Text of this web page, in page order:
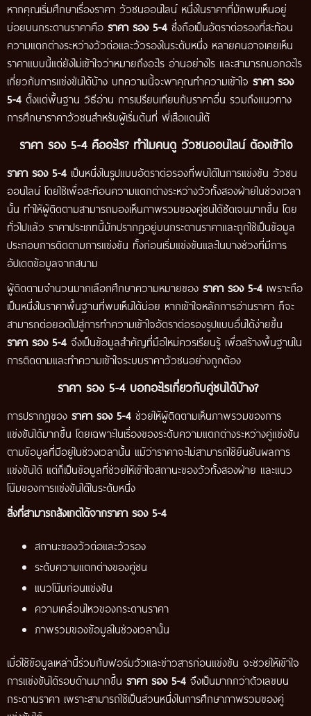
หากคุณเริ่มศึกษาเรื่องราคา วัวชนออนไลน์ หนึ่งในราคาที่มักพบเห็นอยู่
บ่อยบนกระดานราคาคือ ราคา รอง 5-4 ซึ่งถือเป็นอัตราต่อรองที่สะท้อน
ความแตกต่างระหว่างวัวต่อและวัวรองในระดับหนึ่ง หลายคนอาจเคยเห็น
ราคาแบบนี้แต่ยังไม่เข้าใจว่าหมายถึงอะไร อ่านอย่างไร และสามารถบอกอะไร
เกี่ยวกับการแข่งขันได้บ้าง บทความนี้จะพาคุณทำความเข้าใจ ราคา รอง
5-4 ตั้งแต่พื้นฐาน วิธีอ่าน การเปรียบเทียบกับราคาอื่น รวมถึงแนวทาง
การศึกษาราคาวัวชนสำหรับผู้เริ่มต้นที่ พี่เสือแดนใต้
ราคา รอง 5-4 คืออะไร? ทำไมคนดู วัวชนออนไลน์ ต้องเข้าใจ
ราคา รอง 5-4 เป็นหนึ่งในรูปแบบอัตราต่อรองที่พบได้ในการแข่งขัน วัวชน
ออนไลน์ โดยใช้เพื่อสะท้อนความแตกต่างระหว่างวัวทั้งสองฝ่ายในช่วงเวลา
นั้น ทำให้ผู้ติดตามสามารถมองเห็นภาพรวมของคู่ชนได้ชัดเจนมากขึ้น โดย
ทั่วไปแล้ว ราคาประเภทนี้มักปรากฏอยู่บนกระดานราคาและถูกใช้เป็นข้อมูล
ประกอบการติดตามการแข่งขัน ทั้งก่อนเริ่มแข่งขันและในบางช่วงที่มีการ
อัปเดตข้อมูลจากสนาม
ผู้ติดตามจำนวนมากเลือกศึกษาความหมายของ ราคา รอง 5-4 เพราะถือ
เป็นหนึ่งในราคาพื้นฐานที่พบเห็นได้บ่อย หากเข้าใจหลักการอ่านราคา ก็จะ
สามารถต่อยอดไปสู่การทำความเข้าใจอัตราต่อรองรูปแบบอื่นได้ง่ายขึ้น
ราคา รอง 5-4 จึงเป็นข้อมูลสำคัญที่มือใหม่ควรเรียนรู้ เพื่อสร้างพื้นฐานใน
การติดตามและทำความเข้าใจระบบราคาวัวชนอย่างถูกต้อง
ราคา รอง 5-4 บอกอะไรเกี่ยวกับคู่ชนได้บ้าง?
การปรากฏของ ราคา รอง 5-4 ช่วยให้ผู้ติดตามเห็นภาพรวมของการ
แข่งขันได้มากขึ้น โดยเฉพาะในเรื่องของระดับความแตกต่างระหว่างคู่แข่งขัน
ตามข้อมูลที่มีอยู่ในช่วงเวลานั้น แม้ว่าราคาจะไม่สามารถใช้ยืนยันผลการ
แข่งขันได้ แต่ก็เป็นข้อมูลที่ช่วยให้เข้าใจสถานะของวัวทั้งสองฝ่าย และแนว
โน้มของการแข่งขันได้ในระดับหนึ่ง
สิ่งที่สามารถสังเกตได้จากราคา รอง 5-4
สถานะของวัวต่อและวัวรอง
ระดับความแตกต่างของคู่ชน
แนวโน้มก่อนแข่งขัน
ความเคลื่อนไหวของกระดานราคา
ภาพรวมของข้อมูลในช่วงเวลานั้น
เมื่อใช้ข้อมูลเหล่านี้ร่วมกับฟอร์มวัวและข่าวสารก่อนแข่งขัน จะช่วยให้เข้าใจ
การแข่งขันได้รอบด้านมากขึ้น ราคา รอง 5-4 จึงเป็นมากกว่าตัวเลขบน
กระดานราคา เพราะสามารถใช้เป็นส่วนหนึ่งในการศึกษาภาพรวมของคู่